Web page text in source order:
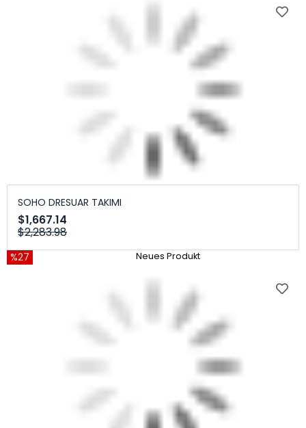
SOHO DRESUAR TAKIMI
$1,667.14
$2,283.98
%27 Neues Produkt